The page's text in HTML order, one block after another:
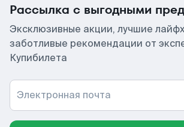
Рассылка с выгодными
Эксклюзивные акции, лучшие
заботливые рекомендации от
Купибилета
Электронная почта